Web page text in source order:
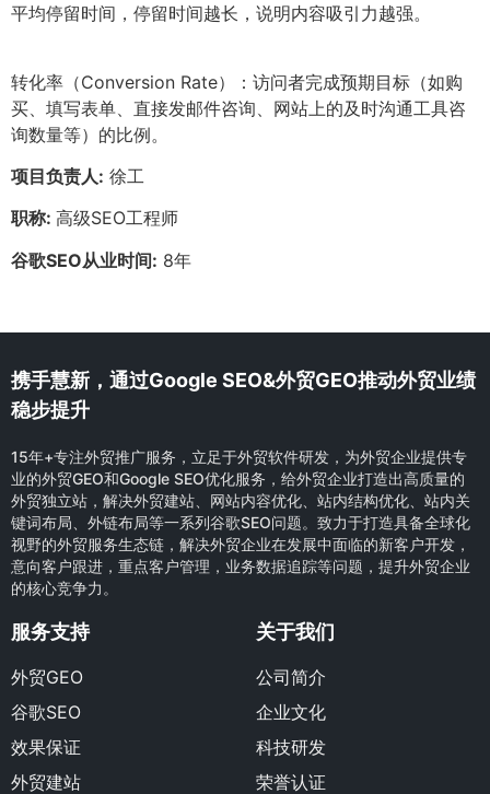
平均停留时间，停留时间越长，说明内容吸引力越强。
转化率（Conversion Rate）：访问者完成预期目标（如购
买、填写表单、直接发邮件咨询、网站上的及时沟通工具咨
询数量等）的比例。
项目负责人: 徐工
职称: 高级SEO工程师
谷歌SEO从业时间: 8年
携手慧新，通过Google SEO&外贸GEO推动外贸业绩
稳步提升
15年+专注外贸推广服务，立足于外贸软件研发，为外贸企业提供专
业的外贸GEO和Google SEO优化服务，给外贸企业打造出高质量的
外贸独立站，解决外贸建站、网站内容优化、站内结构优化、站内关
键词布局、外链布局等一系列谷歌SEO问题。致力于打造具备全球化
视野的外贸服务生态链，解决外贸企业在发展中面临的新客户开发，
意向客户跟进，重点客户管理，业务数据追踪等问题，提升外贸企业
的核心竞争力。
服务支持
外贸GEO
谷歌SEO
效果保证
外贸建站
关于我们
公司简介
企业文化
科技研发
荣誉认证